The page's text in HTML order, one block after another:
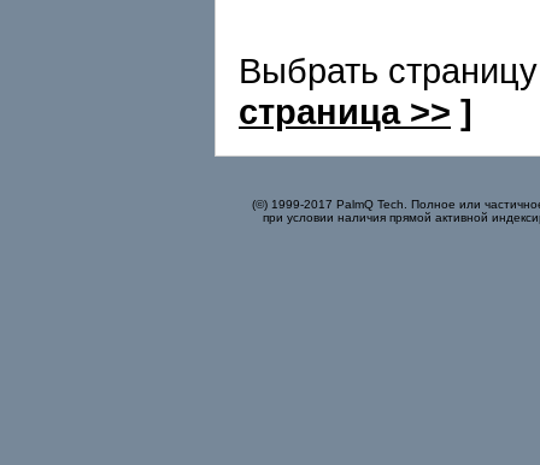
Выбрать
страница >> ]
(©) 1999-2017 PalmQ Tech. Полное или
при условии наличия прямой активной